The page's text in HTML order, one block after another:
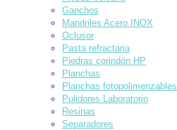
Ganchos
Mandriles Acero INOX
Oclusor
Pasta refractaria
Piedras corindón HP
Planchas
Planchas fotopolimerizables
Pulidores Laboratorio
Resinas
Separadores